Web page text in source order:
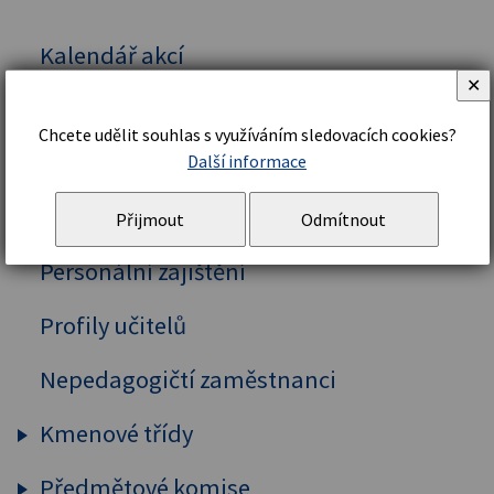
Kalendář akcí
Organizační řád a struktura
Školní řád
Personální zajištění
Profily učitelů
Nepedagogičtí zaměstnanci
Kmenové třídy
Prima
Chcete udělit souhlas s využíváním sledovacích cookies?
Další informace
Přijmout Odmítnout
✕